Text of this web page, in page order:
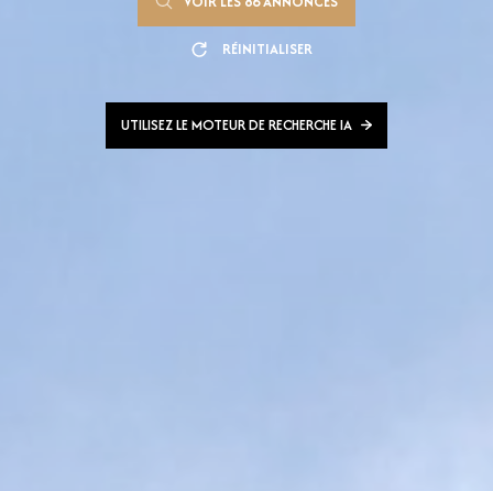
RÉINITIALISER
UTILISEZ LE MOTEUR DE RECHERCHE IA